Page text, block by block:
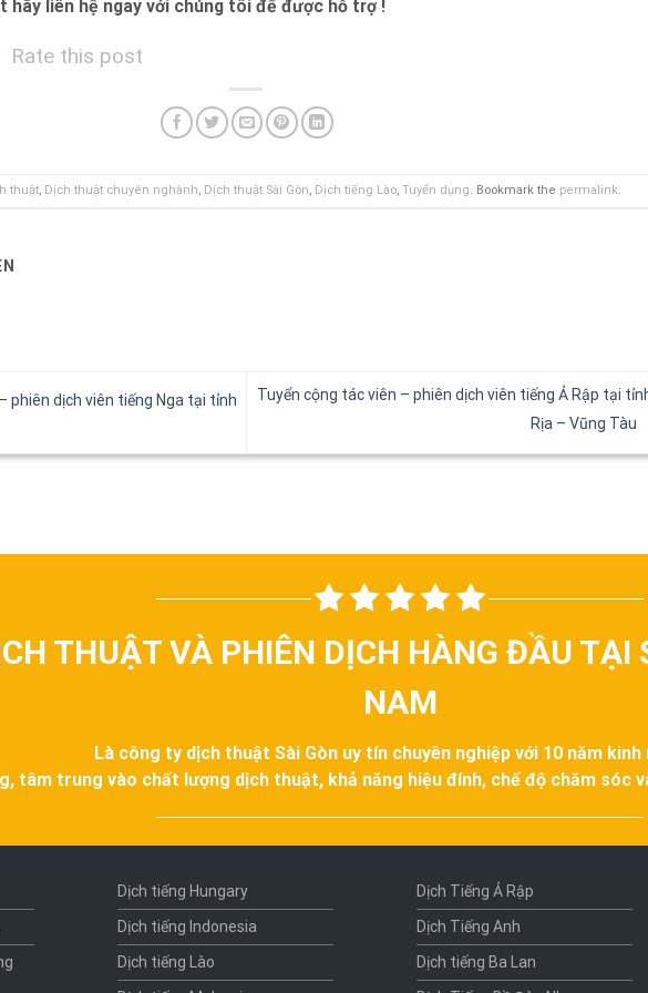
hãy liên hệ ngay với chúng tôi để được hỗ trợ !
Rate this post
thuật, Dịch thuật chuyên nghành, Dịch thuật Sài Gòn, Dịch tiếng Lào, Tuyển dụng. Bookmark the permalink.
phiên dịch viên tiếng Nga tại tỉnh
Tuyển cộng tác viên – phiên dịch viên tiếng Ả Rập tại
Rịa – Vũng Tàu
THUẬT VÀ PHIÊN DỊCH HÀNG ĐẦU TẠI
NAM
Là công ty dịch thuật Sài Gòn uy tín chuyên nghiệp với 10 năm kinh
tâm trung vào chất lượng dịch thuật, khả năng hiệu đính, chế độ chăm sóc
Dịch tiếng Hungary
Dịch tiếng Indonesia
Dịch tiếng Lào
Dịch Tiếng Ả Rập
Dịch Tiếng Anh
Dịch tiếng Ba Lan